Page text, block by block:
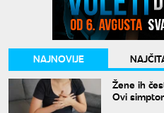
NAJNOVIJE
Žene ih
Ovi